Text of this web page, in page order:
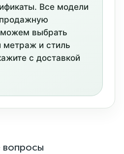
Все модели
выбрать
и стиль
с доставкой
вопросы